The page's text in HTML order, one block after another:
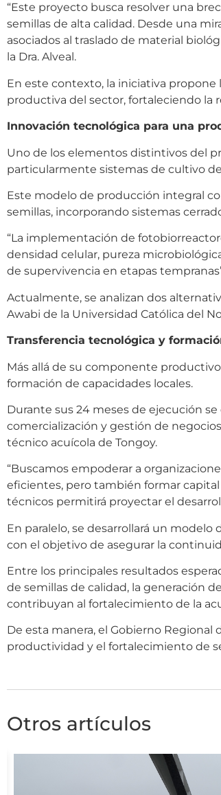
“Este proyecto busca resolver una
semillas de alta calidad. Desde una
asociados al traslado de material
la Dra. Alveal.
En este contexto, la iniciativa
productiva del sector, fortaleciendo la
Innovación tecnológica para una
Uno de los elementos distintivos del
particularmente sistemas de cultivo
Este modelo de producción integral
semillas, incorporando sistemas
“La implementación de
densidad celular, pureza
de supervivencia en etapas
Actualmente, se analizan dos
Awabi de la Universidad Católica del
Transferencia tecnológica y
Más allá de su componente
formación de capacidades locales.
Durante sus 24 meses de ejecución
comercialización y gestión de
técnico acuícola de Tongoy.
“Buscamos empoderar a
eficientes, pero también formar
técnicos permitirá proyectar el
En paralelo, se desarrollará un
con el objetivo de asegurar la
Entre los principales resultados
de semillas de calidad, la generación
contribuyan al fortalecimiento de la
De esta manera, el Gobierno
productividad y el fortalecimiento de
Otros artículos